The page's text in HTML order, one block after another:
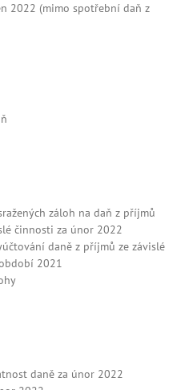
2022 (mimo spotřební daň z
záloh na daň z příjmů
činnosti za únor 2022
daně z příjmů ze závislé
2021
daně za únor 2022